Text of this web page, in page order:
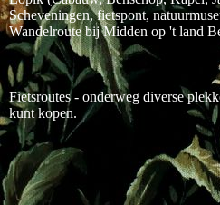
Scheveningen, fietspont,
Wandelroute bij Midden op 't land
Fietsroutes - onderweg diverse
kunt kopen.